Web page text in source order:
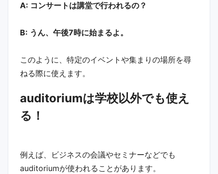
A: コンサートは講堂で行われるの？
B: うん、午後7時に始まるよ。
このように、特定のイベントや集まりの場所を尋
ねる際に使えます。
auditoriumは学校以外でも使え
る！
例えば、ビジネスの会議やセミナーなどでも
auditoriumが使われることがあります。